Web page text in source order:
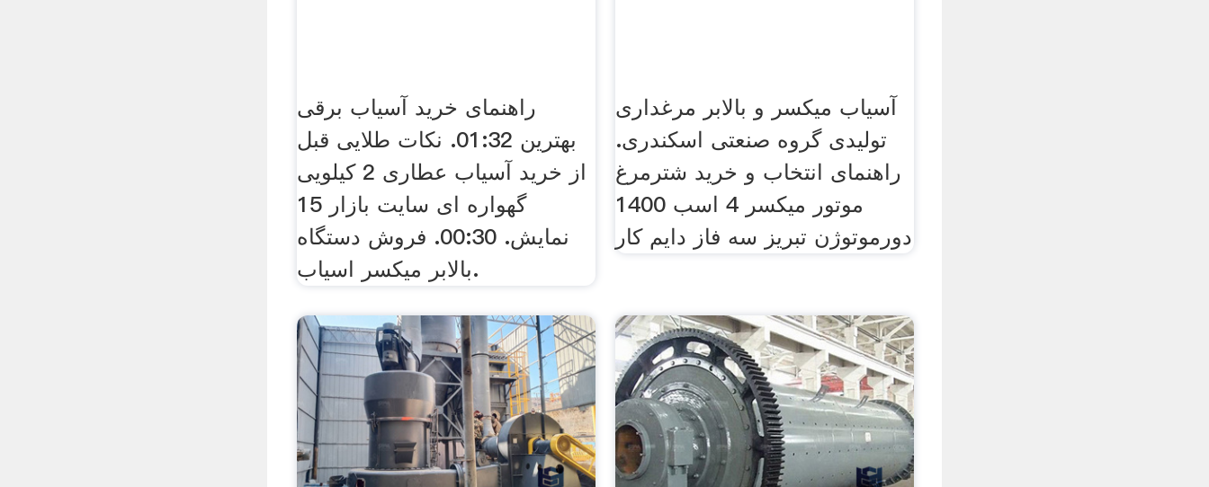
راهنمای خرید آسیاب برقی
بهترین 01:32. نکات طلایی قبل
از خرید آسیاب عطاری 2 کیلویی
گهواره ای سایت بازار 15
نمایش. 00:30. فروش دستگاه
بالابر میکسر اسیاب.
آسیاب میکسر و بالابر مرغداری
تولیدی گروه صنعتی اسکندری.
راهنمای انتخاب و خرید شترمرغ
موتور میکسر 4 اسب 1400
دورموتوژن تبریز سه فاز دایم کار